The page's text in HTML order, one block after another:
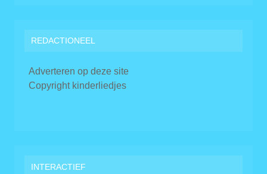
REDACTIONEEL
Adverteren op deze site
Copyright kinderliedjes
INTERACTIEF